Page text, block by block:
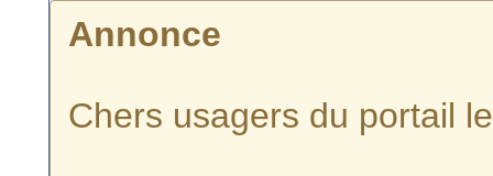
Annonce
Chers usagers du portail